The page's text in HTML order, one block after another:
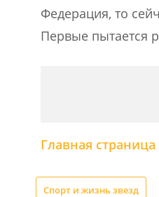
Федерация, то
Первые пытается
Главная страница
Спорт и жизнь звезд